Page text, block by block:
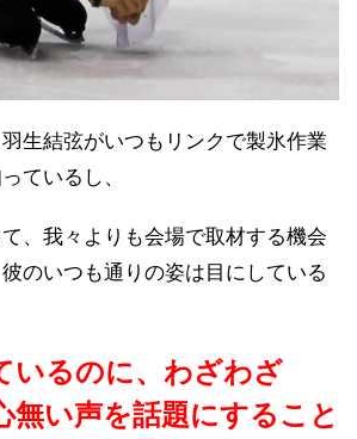
生結弦がいつもリンクで製氷作業
ているし、
、我々よりも会場で取材する機会
のいつも通りの姿は目にしている
いるのに、わざわざ
無い声を話題にすること